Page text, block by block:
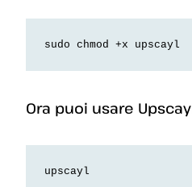
sudo chmod +x upscayl
Ora puoi usare
upscayl